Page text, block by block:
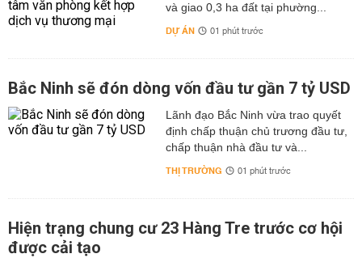
và giao 0,3 ha đất tại phường...
DỰ ÁN 01 phút trước
Bắc Ninh sẽ đón dòng vốn đầu tư gần 7 tỷ USD
Lãnh đạo Bắc Ninh vừa trao quyết
định chấp thuận chủ trương đầu tư,
chấp thuận nhà đầu tư và...
THỊ TRƯỜNG 01 phút trước
Hiện trạng chung cư 23 Hàng Tre trước cơ hội
được cải tạo